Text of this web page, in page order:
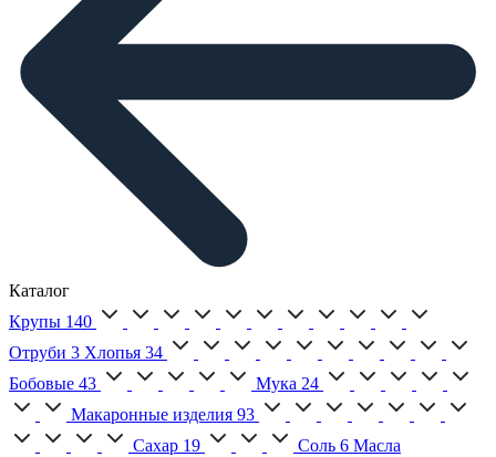
Каталог
Крупы 140
Отруби 3 Хлопья 34
Бобовые 43 Мука 24
Макаронные изделия 93
Сахар 19 Соль 6 Масла